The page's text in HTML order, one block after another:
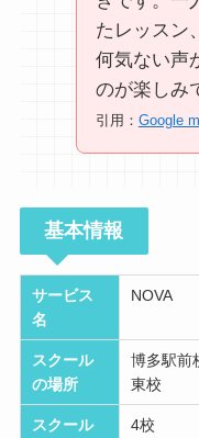
たレッスン
何気ない声
のが楽しみ
引用： Google
基本情報
サービス
名
NOVA
スクール
の場所
博多駅前
東校
スクール
4校